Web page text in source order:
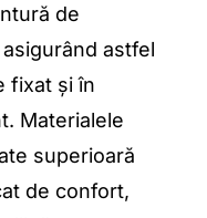
de
astfel
fixat și în
Materialele
superioară
de confort,